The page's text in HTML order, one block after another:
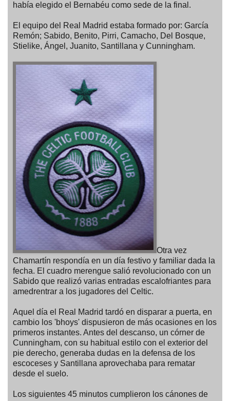
había elegido el Bernabéu como sede de la final.
El equipo del Real Madrid estaba formado por: García
Remón; Sabido, Benito, Pirri, Camacho, Del Bosque,
Stielike, Ángel, Juanito, Santillana y Cunningham.
Otra vez
Chamartín respondía en un día festivo y familiar dada la
fecha. El cuadro merengue salió revolucionado con un
Sabido que realizó varias entradas escalofriantes para
amedrentrar a los jugadores del Celtic.
Aquel día el Real Madrid tardó en disparar a puerta, en
cambio los 'bhoys' dispusieron de más ocasiones en los
primeros instantes. Antes del descanso, un córner de
Cunningham, con su habitual estilo con el exterior del
pie derecho, generaba dudas en la defensa de los
escoceses y Santillana aprovechaba para rematar
desde el suelo.
Los siguientes 45 minutos cumplieron los cánones de